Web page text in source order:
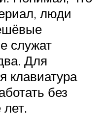
люди
служат
Для
клавиатура
без